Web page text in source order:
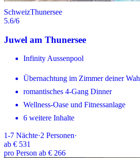
SchweizThunersee
5.6/6
Juwel am Thunersee
Infinity Aussenpool
Übernachtung im Zimmer deiner
romantisches 4-Gang Dinner
Wellness-Oase und Fitnessanlage
6 weitere Inhalte
1-7 Nächte·2 Personen·
ab € 531
pro Person ab € 266